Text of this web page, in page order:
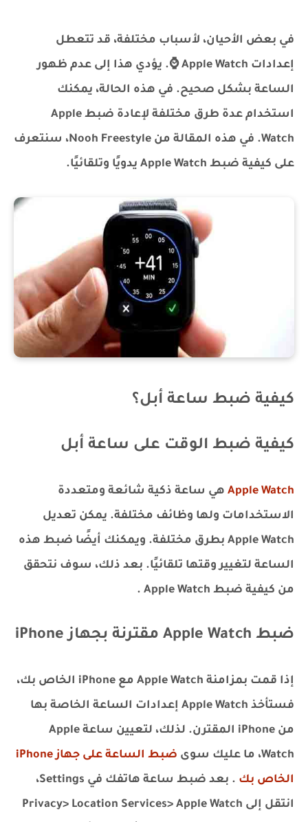
في بعض الأحيان، لأسباب مختلفة، قد تتعطل
إعدادات Apple Watch ⌚. يؤدي هذا إلى عدم ظهور
الساعة بشكل صحيح. في هذه الحالة، يمكنك
استخدام عدة طرق مختلفة لإعادة ضبط Apple
Watch. في هذه المقالة من Nooh Freestyle، سنتعرف
على كيفية ضبط Apple Watch يدويًا وتلقائيًا.
كيفية ضبط ساعة أبل؟
كيفية ضبط الوقت على ساعة أبل
Apple Watch هي ساعة ذكية شائعة ومتعددة
الاستخدامات ولها وظائف مختلفة. يمكن تعديل
Apple Watch بطرق مختلفة. ويمكنك أيضًا ضبط هذه
الساعة لتغيير وقتها تلقائيًا. بعد ذلك، سوف نتحقق
من كيفية ضبط Apple Watch .
ضبط Apple Watch مقترنة بجهاز iPhone
إذا قمت بمزامنة Apple Watch مع iPhone الخاص بك،
فستأخذ Apple Watch إعدادات الساعة الخاصة بها
من iPhone المقترن. لذلك، لتعيين ساعة Apple
Watch، ما عليك سوى
ضبط الساعة على جهاز iPhone
الخاص بك
. بعد ضبط ساعة هاتفك في Settings،
انتقل إلى Privacy> Location Services> Apple Watch